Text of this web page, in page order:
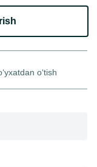
o‘tish